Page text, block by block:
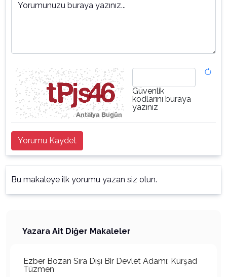
Yorumunuzu buraya yazınız...
Güvenlik
kodlarını buraya
yazınız
Yorumu Kaydet
Bu makaleye ilk yorumu yazan siz olun.
Yazara Ait Diğer Makaleler
Ezber Bozan Sıra Dışı Bir Devlet Adamı: Kürşad
Tüzmen